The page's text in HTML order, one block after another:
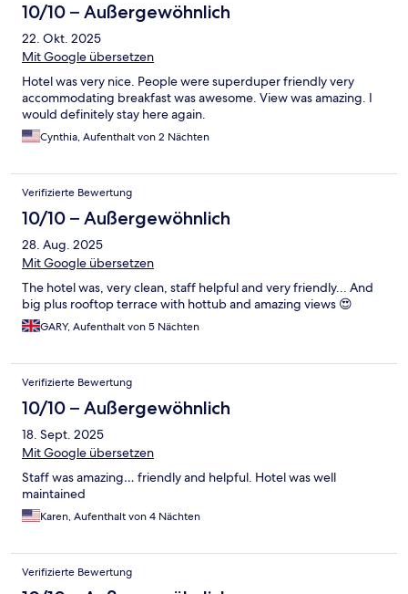
10/10 – Außergewöhnlich
22. Okt. 2025
Mit Google übersetzen
Hotel was very nice. People were superduper friendly very
accommodating breakfast was awesome. View was amazing. I
would definitely stay here again.
Cynthia, Aufenthalt von 2 Nächten
Verifizierte Bewertung
10/10 – Außergewöhnlich
28. Aug. 2025
Mit Google übersetzen
The hotel was, very clean, staff helpful and very friendly... And
big plus rooftop terrace with hottub and amazing views 😍
GARY, Aufenthalt von 5 Nächten
Verifizierte Bewertung
10/10 – Außergewöhnlich
18. Sept. 2025
Mit Google übersetzen
Staff was amazing… friendly and helpful. Hotel was well
maintained
Karen, Aufenthalt von 4 Nächten
Verifizierte Bewertung